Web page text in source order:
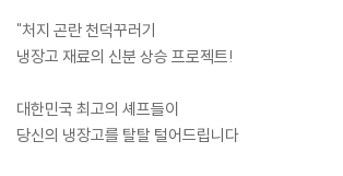
"처지 곤란 천덕꾸러기
냉장고 재료의 신분 상승 프로젝트!
대한민국 최고의 셰프들이
당신의 냉장고를 탈탈 털어드립니다